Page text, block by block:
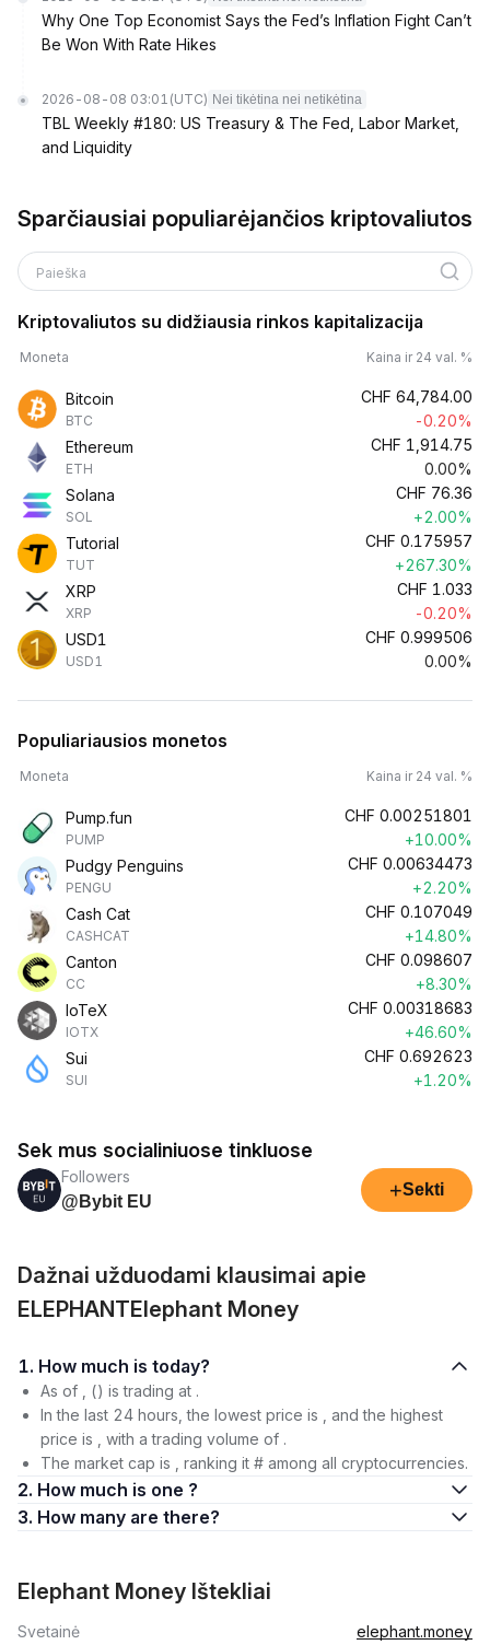
Why One Top Economist Says the Fed’s Inflation Fight Can’t
Be Won With Rate Hikes
2026-08-08 03:01 (UTC) Nei tikėtina nei netikėtina
TBL Weekly #180: US Treasury & The Fed, Labor Market,
and Liquidity
Sparčiausiai populiarėjančios kriptovaliutos
Paieška
Kriptovaliutos su didžiausia rinkos kapitalizacija
Moneta Kaina ir 24 val. %
Bitcoin
BTC
CHF 64,784.00
-0.20%
Ethereum
ETH
CHF 1,914.75
0.00%
Solana
SOL
CHF 76.36
+2.00%
Tutorial
TUT
CHF 0.175957
+267.30%
XRP
XRP
CHF 1.033
-0.20%
USD1
USD1
CHF 0.999506
0.00%
Populiariausios monetos
Moneta Kaina ir 24 val. %
Pump.fun
PUMP
CHF 0.00251801
+10.00%
Pudgy Penguins
PENGU
CHF 0.00634473
+2.20%
Cash Cat
CASHCAT
CHF 0.107049
+14.80%
Canton
CC
CHF 0.098607
+8.30%
IoTeX
IOTX
CHF 0.00318683
+46.60%
Sui
SUI
CHF 0.692623
+1.20%
Sek mus socialiniuose tinkluose
Followers
@Bybit EU
+Sekti
Dažnai užduodami klausimai apie
ELEPHANTElephant Money
1. How much is today?
As of , () is trading at .
In the last 24 hours, the lowest price is , and the highest
price is , with a trading volume of .
The market cap is , ranking it # among all cryptocurrencies.
2. How much is one ?
3. How many are there?
Elephant Money Ištekliai
Svetainė
elephant.money